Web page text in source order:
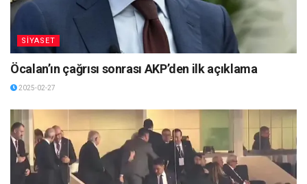
SİYASET
Öcalan’ın çağrısı sonrası AKP’den ilk açıklama
2025-02-27